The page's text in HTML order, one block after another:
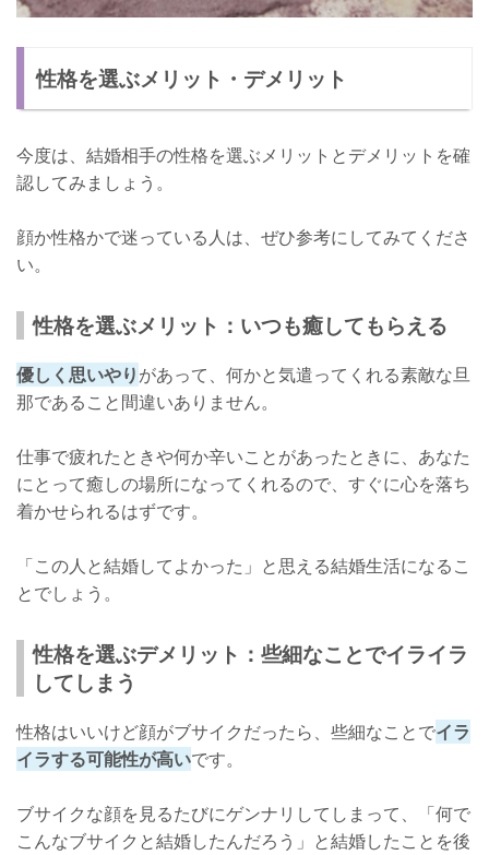
性格を選ぶメリット・デメリット
今度は、結婚相手の性格を選ぶメリットとデメリットを確
認してみましょう。
顔か性格かで迷っている人は、ぜひ参考にしてみてくださ
い。
性格を選ぶメリット：いつも癒してもらえる
優しく思いやりがあって、何かと気遣ってくれる素敵な旦
那であること間違いありません。
仕事で疲れたときや何か辛いことがあったときに、あなた
にとって癒しの場所になってくれるので、すぐに心を落ち
着かせられるはずです。
「この人と結婚してよかった」と思える結婚生活になるこ
とでしょう。
性格を選ぶデメリット：些細なことでイライラ
してしまう
性格はいいけど顔がブサイクだったら、些細なことでイラ
イラする可能性が高いです。
ブサイクな顔を見るたびにゲンナリしてしまって、「何で
こんなブサイクと結婚したんだろう」と結婚したことを後